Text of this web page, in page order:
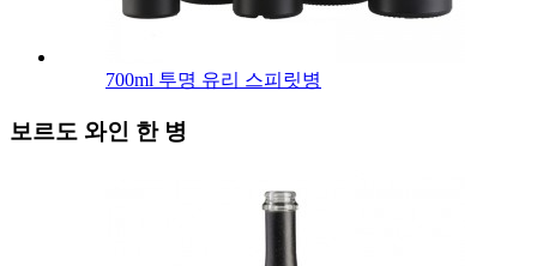
700ml 투명 유리 스피릿병
보르도 와인 한 병